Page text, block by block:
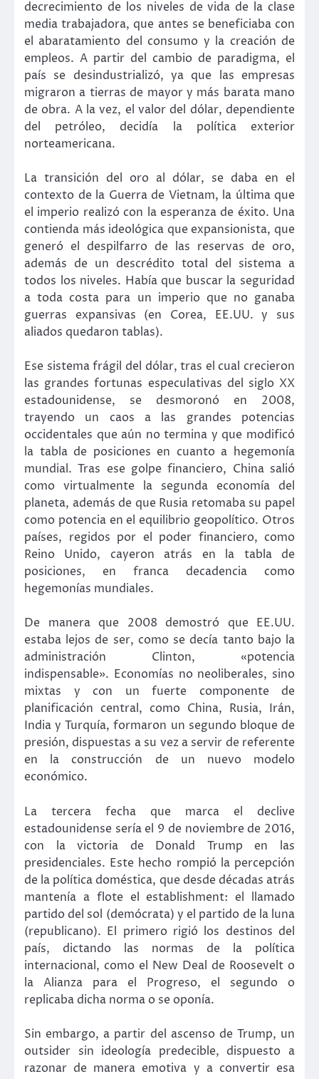
decrecimiento de los niveles de vida de la clase
media trabajadora, que antes se beneficiaba con
el abaratamiento del consumo y la creación de
empleos. A partir del cambio de paradigma, el
país se desindustrializó, ya que las empresas
migraron a tierras de mayor y más barata mano
de obra. A la vez, el valor del dólar, dependiente
del petróleo, decidía la política exterior
norteamericana.
La transición del oro al dólar, se daba en el
contexto de la Guerra de Vietnam, la última que
el imperio realizó con la esperanza de éxito. Una
contienda más ideológica que expansionista, que
generó el despilfarro de las reservas de oro,
además de un descrédito total del sistema a
todos los niveles. Había que buscar la seguridad
a toda costa para un imperio que no ganaba
guerras expansivas (en Corea, EE.UU. y sus
aliados quedaron tablas).
Ese sistema frágil del dólar, tras el cual crecieron
las grandes fortunas especulativas del siglo XX
estadounidense, se desmoronó en 2008,
trayendo un caos a las grandes potencias
occidentales que aún no termina y que modificó
la tabla de posiciones en cuanto a hegemonía
mundial. Tras ese golpe financiero, China salió
como virtualmente la segunda economía del
planeta, además de que Rusia retomaba su papel
como potencia en el equilibrio geopolítico. Otros
países, regidos por el poder financiero, como
Reino Unido, cayeron atrás en la tabla de
posiciones, en franca decadencia como
hegemonías mundiales.
De manera que 2008 demostró que EE.UU.
estaba lejos de ser, como se decía tanto bajo la
administración Clinton, «potencia
indispensable». Economías no neoliberales, sino
mixtas y con un fuerte componente de
planificación central, como China, Rusia, Irán,
India y Turquía, formaron un segundo bloque de
presión, dispuestas a su vez a servir de referente
en la construcción de un nuevo modelo
económico.
La tercera fecha que marca el declive
estadounidense sería el 9 de noviembre de 2016,
con la victoria de Donald Trump en las
presidenciales. Este hecho rompió la percepción
de la política doméstica, que desde décadas atrás
mantenía a flote el establishment: el llamado
partido del sol (demócrata) y el partido de la luna
(republicano). El primero rigió los destinos del
país, dictando las normas de la política
internacional, como el New Deal de Roosevelt o
la Alianza para el Progreso, el segundo o
replicaba dicha norma o se oponía.
Sin embargo, a partir del ascenso de Trump, un
outsider sin ideología predecible, dispuesto a
razonar de manera emotiva y a convertir esa